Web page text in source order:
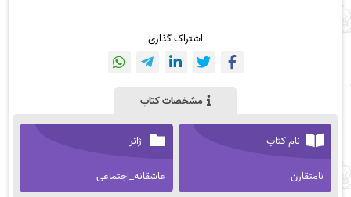
اشتراک گذاری
مشخصات کتاب
نام کتاب
نامتقارن
ژانر
عاشقانه_اجتماعی